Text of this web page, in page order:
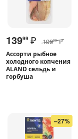
13999 ₽ 19999 ₽
Ассорти рыбное
холодного копчения
ALAND сельдь и
горбуша
–27%